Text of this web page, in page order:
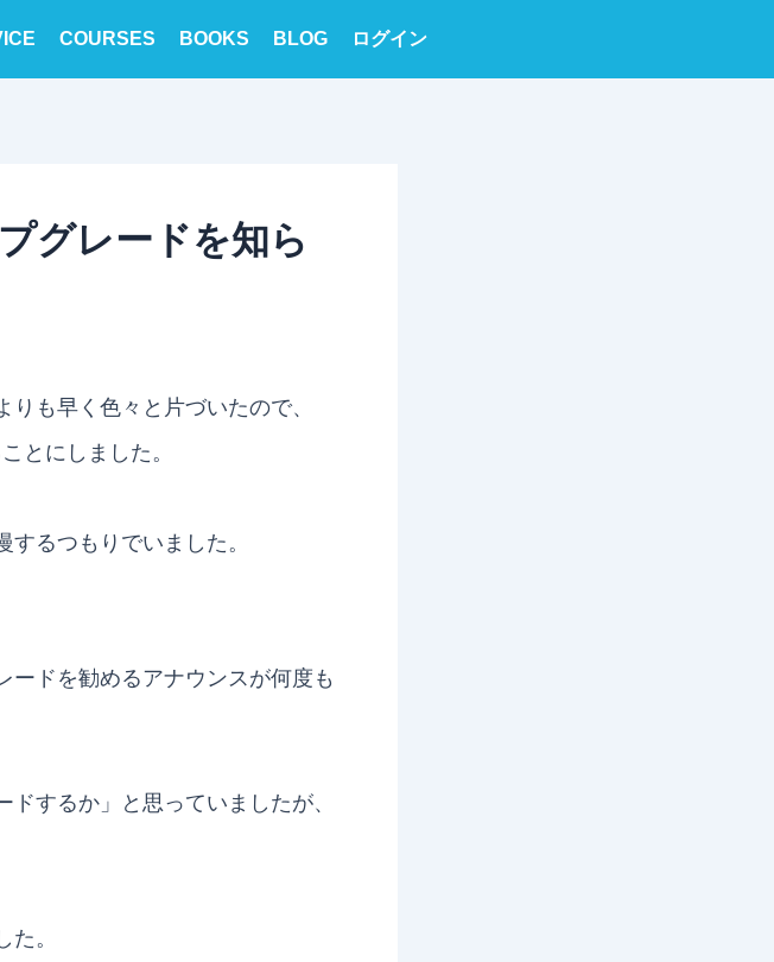
COURSES BOOKS BLOG ログイン
グレードを知ら
も早く色々と片づいたので、
とにしました。
するつもりでいました。
ードを勧めるアナウンスが何度も
ドするか」と思っていましたが、
。